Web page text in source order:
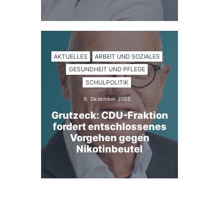
AKTUELLES
ARBEIT UND SOZIALES
GESUNDHEIT UND PFLEGE
SCHULPOLITIK
9. Dezember 2025
Grutzeck: CDU-Fraktion
fordert entschlossenes
Vorgehen gegen
Nikotinbeutel